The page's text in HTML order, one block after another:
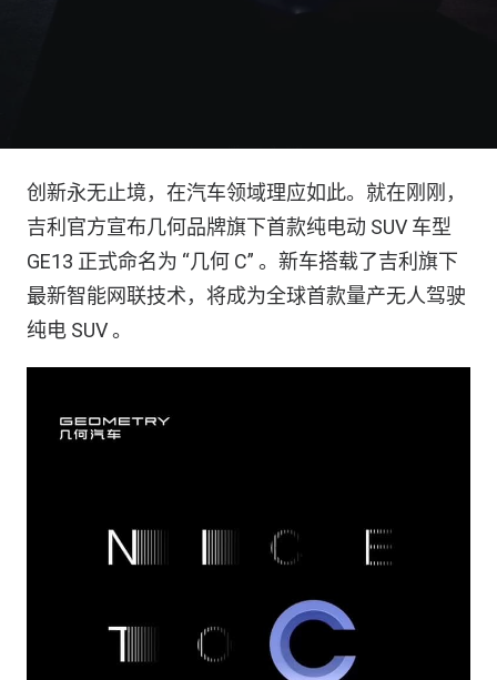
创新永无止境，在汽车领域理应如此。就在刚刚，
吉利官方宣布几何品牌旗下首款纯电动 SUV 车型
GE13 正式命名为 “几何 C” 。新车搭载了吉利旗下
最新智能网联技术，将成为全球首款量产无人驾驶
纯电 SUV 。